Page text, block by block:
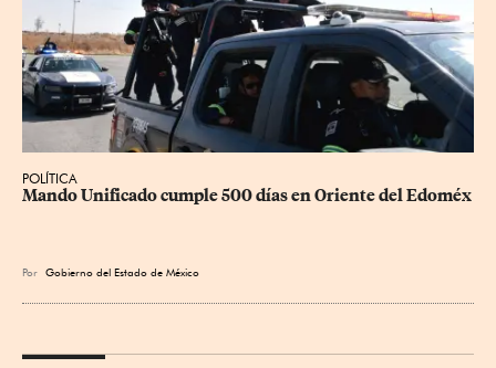
POLÍTICA
Mando Unificado cumple 500 días en Oriente del Edoméx
Por Gobierno del Estado de México